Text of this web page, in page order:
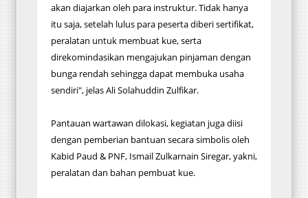
akan diajarkan oleh para instruktur. Tidak hanya
itu saja, setelah lulus para peserta diberi sertifikat,
peralatan untuk membuat kue, serta
direkomindasikan mengajukan pinjaman dengan
bunga rendah sehingga dapat membuka usaha
sendiri", jelas Ali Solahuddin Zulfikar.
Pantauan wartawan dilokasi, kegiatan juga diisi
dengan pemberian bantuan secara simbolis oleh
Kabid Paud & PNF, Ismail Zulkarnain Siregar, yakni,
peralatan dan bahan pembuat kue.